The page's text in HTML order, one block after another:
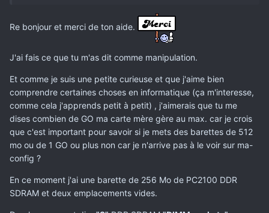
Re bonjour et merci de ton aide.
J'ai fais ce que tu m'as dit comme manipulation.
Et comme je suis une petite curieuse et que j'aime bien
comprendre certaines choses en informatique (ça m'interesse,
comme cela j'apprends petit à petit) , j'aimerais que tu me
dises combien de GO ma carte mère gère au max. car je crois
que c'est important pour savoir si je mets des barettes de 512
mo ou de 1 GO ou plus non car je n'arrive pas à le voir sur ma-
config ?
En ce moment j'ai une barette de 256 Mo de PC2100 DDR
SDRAM et deux emplacements vides.